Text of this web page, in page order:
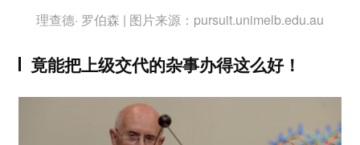
理查德· 罗伯森 | 图片来源：pursuit.unimelb.edu.au
竟能把上级交代的杂事办得这么好！